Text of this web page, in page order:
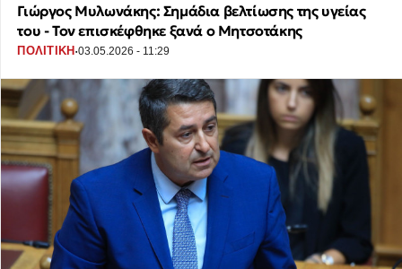
Γιώργος Μυλωνάκης: Σημάδια βελτίωσης της υγείας
του - Τον επισκέφθηκε ξανά ο Μητσοτάκης
ΠΟΛΙΤΙΚΗ ·03.05.2026 - 11:29